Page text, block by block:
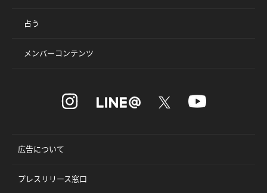
占う
メンバーコンテンツ
広告について
プレスリリース窓口